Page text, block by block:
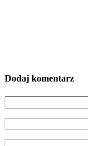
Dodaj komentarz